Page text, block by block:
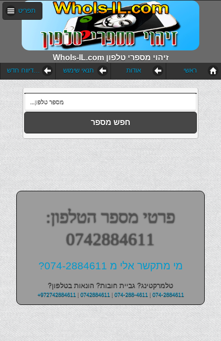
WhoIs-IL.com זיהוי מספרי טלפון
תפריט
הוסף דיווח חדש תנאי שימוש אודות ראשי
חפש מספר
פרטי מספר הטלפון:
0742884611
מי מתקשר אלי מ 074-2884611?
טלמרקטינג? גביית חובות? הונאות בטלפון?
+972742884611| 0742884611| 074-288-4611| 074-2884611